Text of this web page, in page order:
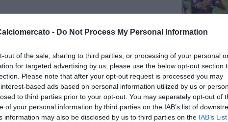
- Do Not Process My Personal Information
out of the sale, sharing to third parties, or processing of your personal
for targeted advertising by us, please use the below opt-out section
Please note that after your opt-out request is processed you may
based ads based on personal information utilized by us or
to third parties prior to your opt-out. You may separately opt-out of
of your personal information by third parties on the IAB’s list of
information may also be disclosed by us to third parties on the IAB’s
AMARCORD
BARELLA
PROMESSA